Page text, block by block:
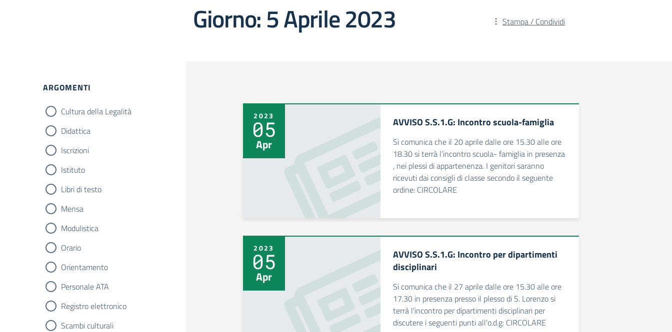
Giorno:5 Aprile 2023 Stampa / Condividi
ARGOMENTI
Cultura della Legalità
Didattica
Iscrizioni
Istituto
Libri di testo
Mensa
Modulistica
Orario
Orientamento
Personale ATA
Registro elettronico
Scambi culturali
2023
05
Apr
AVVISO S.S.1.G: Incontro scuola-famiglia
Si comunica che il 20 aprile dalle ore 15.30 alle ore
18.30 si terrà l’incontro scuola- famiglia in presenza
, nei plessi di appartenenza. I genitori saranno
ricevuti dai consigli di classe secondo il seguente
ordine: CIRCOLARE
2023
05
Apr
AVVISO S.S.1.G: Incontro per dipartimenti
disciplinari
Si comunica che il 27 aprile dalle ore 15.30 alle ore
17.30 in presenza presso il plesso di S. Lorenzo si
terrà l’incontro per dipartimenti disciplinari per
discutere i seguenti punti all’o.d.g: CIRCOLARE